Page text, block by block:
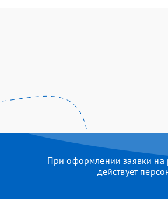
При оформлении заявки на
действует